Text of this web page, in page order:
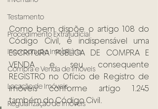
Testamento
Procedimento Extrajudicial
Incorporação Imobiliária
Compra e Venda de Imóveis
Locação de Imóveis
Regularização de Imóveis
Como bem dispõe o artigo 108 do
Código Civil, é indispensável uma
ESCRITURA PÚBLICA DE COMPRA E
VENDA e seu consequente
REGISTRO no Ofício de Registro de
Imóveis conforme artigo 1.245
também do Código Civil.